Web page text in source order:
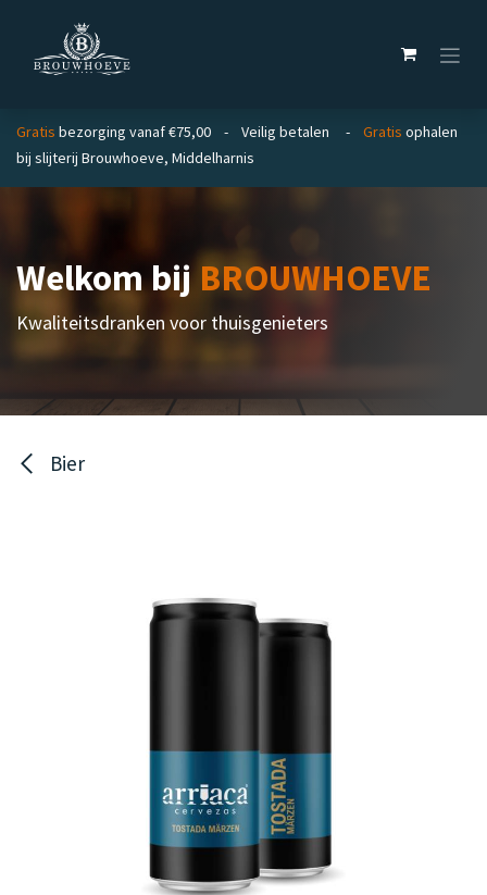
Gratis bezorging vanaf €75,00 - Veilig betalen - Gratis ophalen
bij slijterij Brouwhoeve, Middelharnis
Welkom bijBROUWHOEVE
Kwaliteitsdranken voor thuisgenieters
Bier